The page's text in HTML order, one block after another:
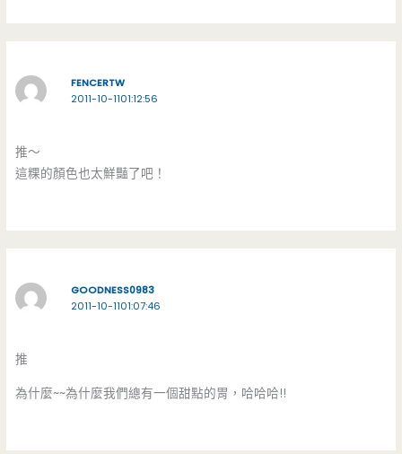
FENCERTW
2011-10-1101:12:56
推～
這粿的顏色也太鮮豔了吧！
GOODNESS0983
2011-10-1101:07:46
推
為什麼~~為什麼我們總有一個甜點的胃，哈哈哈!!